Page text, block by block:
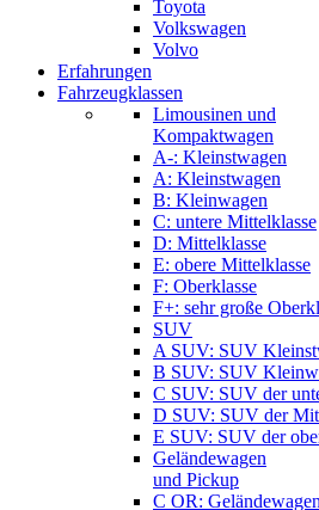
Toyota
Volkswagen
Volvo
Erfahrungen
Fahrzeugklassen
Limousinen und
Kompaktwagen
A-: Kleinstwagen
A: Kleinstwagen
B: Kleinwagen
C: untere Mittelklasse
D: Mittelklasse
E: obere Mittelklasse
F: Oberklasse
F+: sehr große
SUV
A SUV: SUV
B SUV: SUV
C SUV: SUV der
D SUV: SUV der
E SUV: SUV der
Geländewagen
und Pickup
C OR: